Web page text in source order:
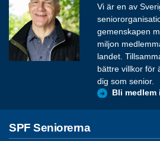
Vi är en av
gemenskapen
miljon
landet.
bättre villkor för
dig som senior.
Bli medlem
SPF Seniorerna